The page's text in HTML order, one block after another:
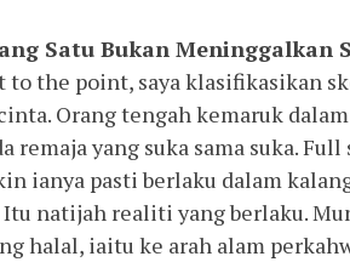
Satu Bukan Meninggalkan
to the point, saya klasifikasikan
Orang tengah kemaruk
remaja yang suka sama suka.
ianya pasti berlaku dalam
Itu natijah realiti yang berlaku.
halal, iaitu ke arah alam